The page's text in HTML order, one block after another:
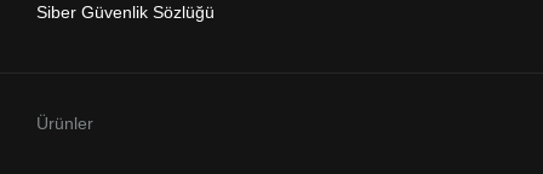
Siber Güvenlik Sözlüğü
Ürünler